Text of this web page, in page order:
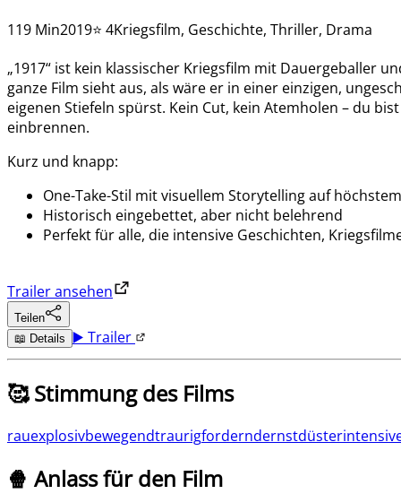
119 Min2019⭐ 4Kriegsfilm, Geschichte, Thriller, Drama
„1917“ ist kein klassischer Kriegsfilm mit Dauergeballer
ganze Film sieht aus, als wäre er in einer einzigen,
eigenen Stiefeln spürst. Kein Cut, kein Atemholen – du
einbrennen.
Kurz und knapp:
One-Take-Stil mit visuellem Storytelling auf
Historisch eingebettet, aber nicht belehrend
Perfekt für alle, die intensive Geschichten,
Trailer ansehen
Teilen
📖 Details ▶️ Trailer
🥰 Stimmung des Films
rauexplosivbewegendtraurigforderndernstdüster
🍿 Anlass für den Film